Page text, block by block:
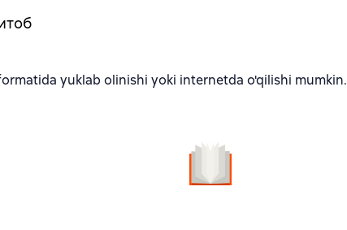
yuklab olinishi yoki internetda o'qilishi mumkin.